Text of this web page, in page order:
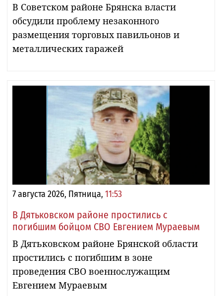
В Советском районе Брянска власти
обсудили проблему незаконного
размещения торговых павильонов и
металлических гаражей
7 августа 2026, Пятница, 11:53
В Дятьковском районе простились с
погибшим бойцом СВО Евгением Мураевым
В Дятьковском районе Брянской области
простились с погибшим в зоне
проведения СВО военнослужащим
Евгением Мураевым